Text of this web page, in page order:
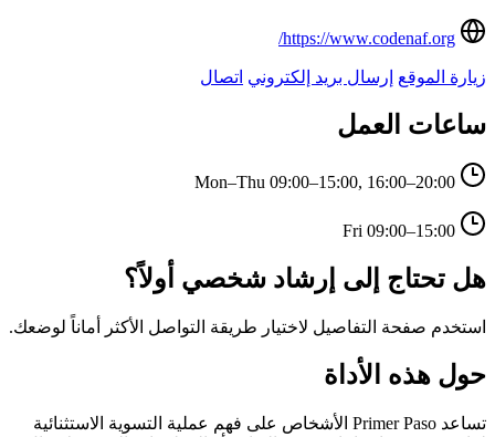
https://www.codenaf.org/
زيارة الموقع إرسال بريد إلكتروني اتصال
ساعات العمل
Mon–Thu 09:00–15:00, 16:00–20:00
Fri 09:00–15:00
هل تحتاج إلى إرشاد شخصي أولاً؟
استخدم صفحة التفاصيل لاختيار طريقة التواصل الأكثر أماناً لوضعك.
حول هذه الأداة
تساعد Primer Paso الأشخاص على فهم عملية التسوية الاستثنائية